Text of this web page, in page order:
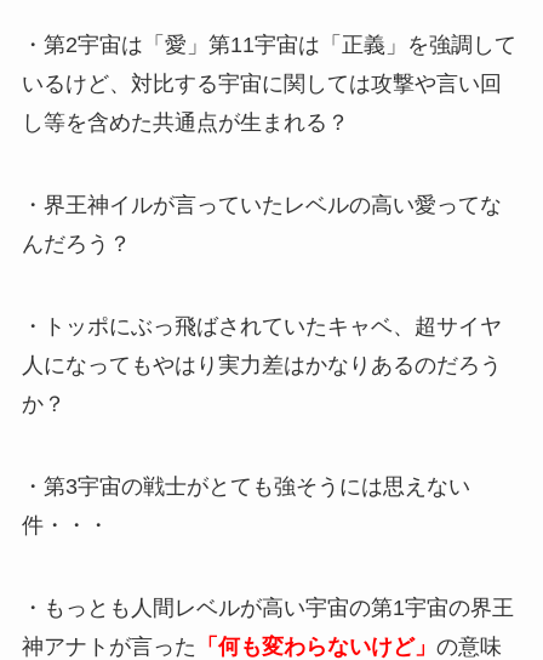
・第2宇宙は「愛」第11宇宙は「正義」を強調して
いるけど、対比する宇宙に関しては攻撃や言い回
し等を含めた共通点が生まれる？
・界王神イルが言っていたレベルの高い愛ってな
んだろう？
・トッポにぶっ飛ばされていたキャベ、超サイヤ
人になってもやはり実力差はかなりあるのだろう
か？
・第3宇宙の戦士がとても強そうには思えない
件・・・
・もっとも人間レベルが高い宇宙の第1宇宙の界王
神アナトが言った 「何も変わらないけど」 の意味